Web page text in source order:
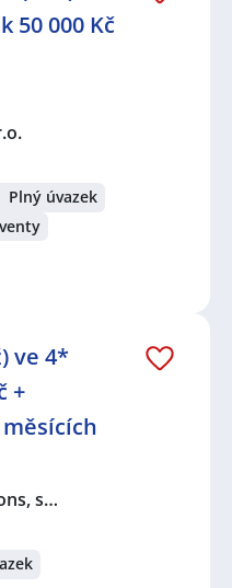
50 000 Kč
Plný úvazek
ve 4*
+
s…